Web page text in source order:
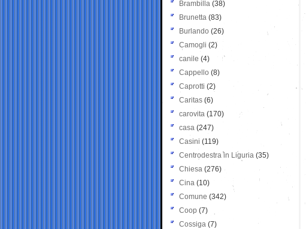
Brambilla (38)
Brunetta (83)
Burlando (26)
Camogli (2)
canile (4)
Cappello (8)
Caprotti (2)
Caritas (6)
carovita (170)
casa (247)
Casini (119)
Centrodestra in Liguria (35)
Chiesa (276)
Cina (10)
Comune (342)
Coop (7)
Cossiga (7)